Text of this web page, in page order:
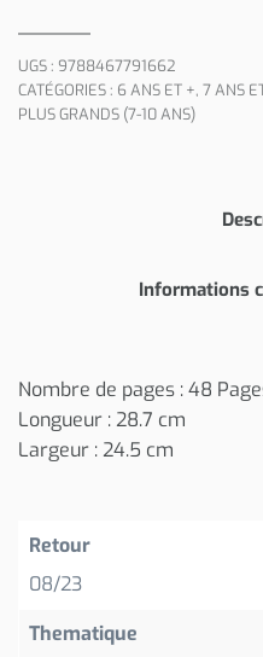
UGS : 9788467791662
CATÉGORIES : 6 ANS ET +, 7 ANS
PLUS GRANDS (7-10 ANS)
Informations
Nombre de pages : 48
Longueur : 28.7 cm
Largeur : 24.5 cm
Retour
08/23
Thematique